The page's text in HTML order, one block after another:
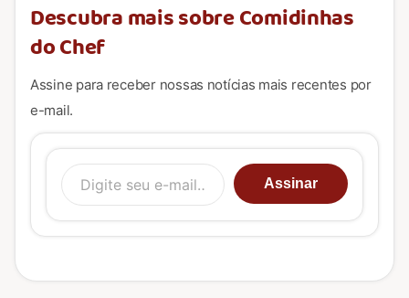
Descubra mais sobre Comidinhas
do Chef
Assine para receber nossas notícias mais recentes por
e-mail.
Digite seu e-mail…
Assinar